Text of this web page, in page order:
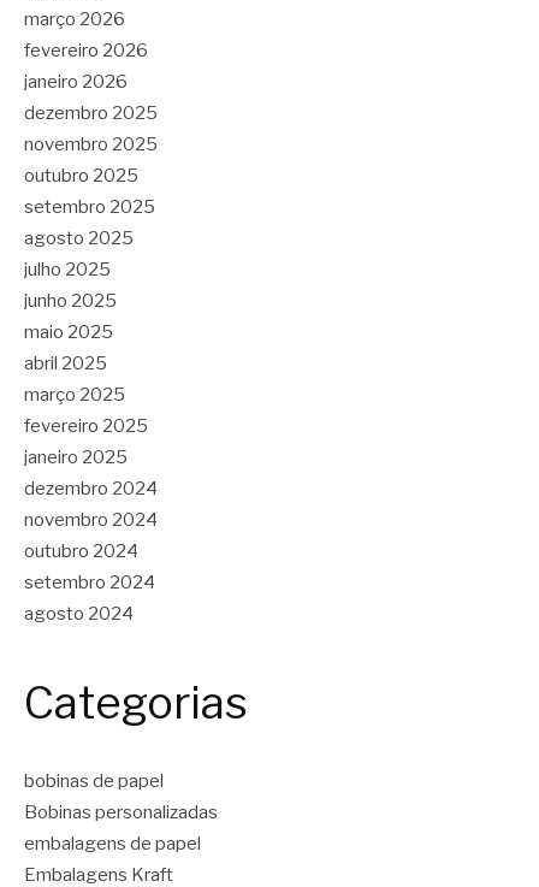
março 2026
fevereiro 2026
janeiro 2026
dezembro 2025
novembro 2025
outubro 2025
setembro 2025
agosto 2025
julho 2025
junho 2025
maio 2025
abril 2025
março 2025
fevereiro 2025
janeiro 2025
dezembro 2024
novembro 2024
outubro 2024
setembro 2024
agosto 2024
Categorias
bobinas de papel
Bobinas personalizadas
embalagens de papel
Embalagens Kraft